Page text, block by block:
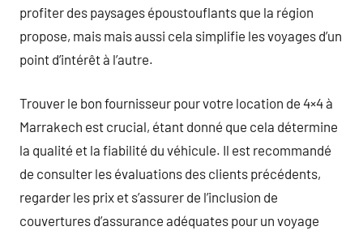
profiter des paysages époustouflants que la région
propose, mais mais aussi cela simplifie les voyages d’un
point d’intérêt à l’autre.
Trouver le bon fournisseur pour votre location de 4×4 à
Marrakech est crucial, étant donné que cela détermine
la qualité et la fiabilité du véhicule. Il est recommandé
de consulter les évaluations des clients précédents,
regarder les prix et s’assurer de l’inclusion de
couvertures d’assurance adéquates pour un voyage